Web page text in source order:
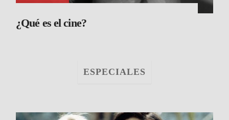
¿Qué es el cine?
ESPECIALES